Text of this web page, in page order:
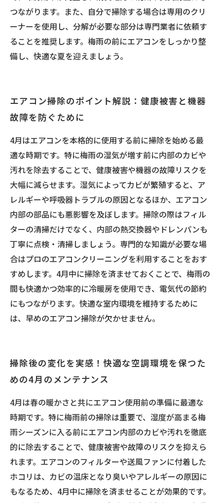
つながります。また、自分で掃除する場合は専用のクリ
ーナーを使用し、分解が必要な部分は専門業者に依頼す
ることを推奨します。梅雨の前にエアコンをしっかり整
備し、快適な夏を迎えましょう。
エアコン掃除のポイント解説：健康被害と機器
故障を防ぐために
4月はエアコンを本格的に使用する前に掃除を始める最
適な時期です。特に梅雨の湿気が増す前に内部のカビや
汚れを除去することで、健康被害や機器の故障リスクを
大幅に減らせます。湿気によってカビが繁殖すると、ア
レルギーや呼吸器トラブルの原因となるほか、エアコン
内部の部品にも悪影響を及ぼします。掃除の際はフィル
ターの清掃だけでなく、内部の熱交換器やドレンパンも
丁寧に点検・清掃しましょう。専門的な知識が必要な場
合はプロのエアコンクリーニングを利用することをおす
すめします。4月中に掃除を済ませておくことで、梅雨の
間も快適かつ効率的に冷暖房を使用でき、電気代の節約
にもつながります。快適な室内環境を維持するために
は、早めのエアコン掃除が欠かせません。
掃除後の変化を実感！快適な空調環境を保つた
めの4月のメンテナンス
4月は春の暖かさと共にエアコン使用前の準備に最適な
時期です。特に梅雨前の掃除は重要で、湿度が高まる梅
雨シーズンに入る前にエアコン内部のカビや汚れを徹底
的に除去することで、健康被害や故障のリスクを抑えら
れます。エアコンのフィルターや送風ファンに付着した
ホコリは、カビの温床となり臭いやアレルギーの原因に
もなるため、4月中に掃除を済ませることが効果的です。